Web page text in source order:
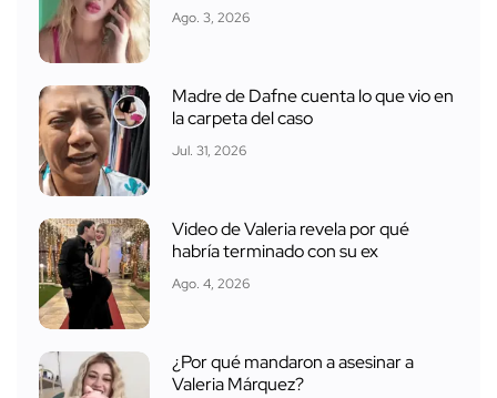
Ago. 3, 2026
Madre de Dafne cuenta lo que vio en
la carpeta del caso
Jul. 31, 2026
Video de Valeria revela por qué
habría terminado con su ex
Ago. 4, 2026
¿Por qué mandaron a asesinar a
Valeria Márquez?